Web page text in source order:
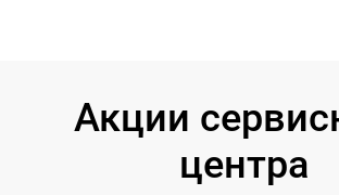
Акции
центра